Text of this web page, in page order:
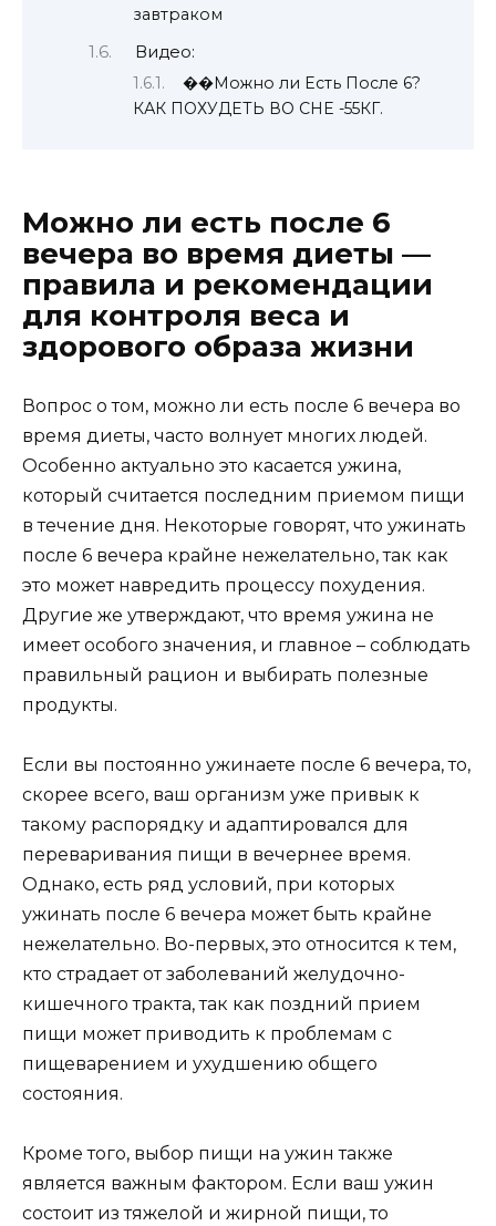
завтраком
Видео:
��Можно ли Есть После 6?
КАК ПОХУДЕТЬ ВО СНЕ -55КГ.
Можно ли есть после 6
вечера во время диеты —
правила и рекомендации
для контроля веса и
здорового образа жизни
Вопрос о том, можно ли есть после 6 вечера во
время диеты, часто волнует многих людей.
Особенно актуально это касается ужина,
который считается последним приемом пищи
в течение дня. Некоторые говорят, что ужинать
после 6 вечера крайне нежелательно, так как
это может навредить процессу похудения.
Другие же утверждают, что время ужина не
имеет особого значения, и главное – соблюдать
правильный рацион и выбирать полезные
продукты.
Если вы постоянно ужинаете после 6 вечера, то,
скорее всего, ваш организм уже привык к
такому распорядку и адаптировался для
переваривания пищи в вечернее время.
Однако, есть ряд условий, при которых
ужинать после 6 вечера может быть крайне
нежелательно. Во-первых, это относится к тем,
кто страдает от заболеваний желудочно-
кишечного тракта, так как поздний прием
пищи может приводить к проблемам с
пищеварением и ухудшению общего
состояния.
Кроме того, выбор пищи на ужин также
является важным фактором. Если ваш ужин
состоит из тяжелой и жирной пищи, то